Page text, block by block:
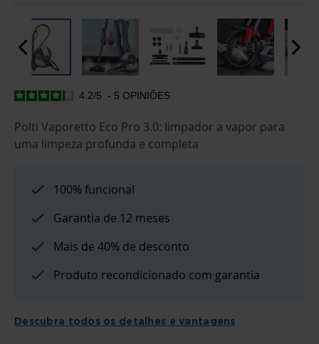
SALTAR
O
INÍCIO
DA
IMAGENS
4.2/5 - 5 OPINIÕES
Polti Vaporetto Eco Pro 3.0: limpador a vapor para
uma limpeza profunda e completa
100% funcional
Garantia de 12 meses
Mais de 40% de desconto
Produto recondicionado com garantia
Descubra todos os detalhes e vantagens